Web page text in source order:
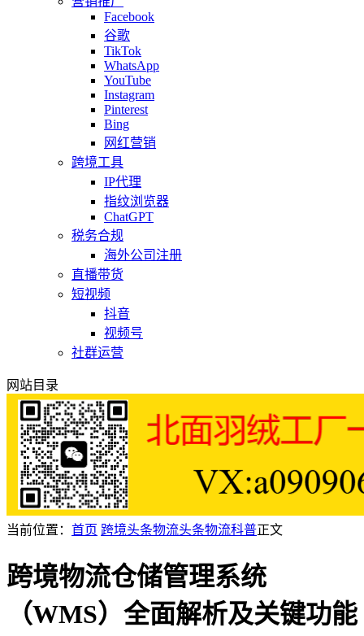
Facebook
谷歌
TikTok
WhatsApp
YouTube
Instagram
Pinterest
Bing
网红营销
跨境工具
IP代理
指纹浏览器
ChatGPT
税务合规
海外公司注册
直播带货
短视频
抖音
视频号
社群运营
网站目录
当前位置： 首页 跨境头条物流头条物流科普正文
跨境物流仓储管理系统
（WMS）全面解析及关键功能